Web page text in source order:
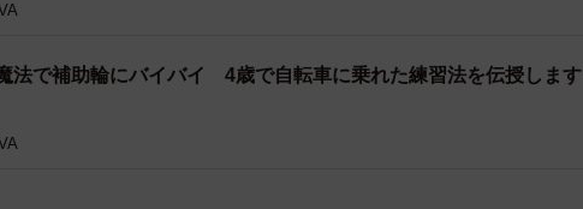
法で補助輪にバイバイ 4歳で自転車に乗れた練習法を伝授します